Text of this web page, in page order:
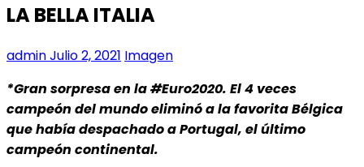
LA BELLA ITALIA
adminJulio 2, 2021 Imagen
*Gran sorpresa en la #Euro2020. El 4 veces
campeón del mundo eliminó a la favorita Bélgica
que había despachado a Portugal, el último
campeón continental.